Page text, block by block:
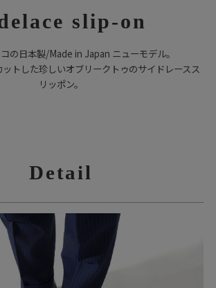
slip-on
の日本製/Made in Japan ニューモデル。
ットした珍しいオブリークトゥのサイドレースス
リッポン。
Detail